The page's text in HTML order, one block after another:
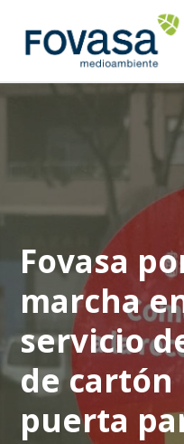
Fovasa
marcha
servicio
de cartón
puerta